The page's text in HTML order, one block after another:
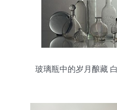
玻璃瓶中的岁月酿藏